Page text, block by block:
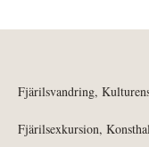
Fjärilsvandring,
Fjärilsexkursion,